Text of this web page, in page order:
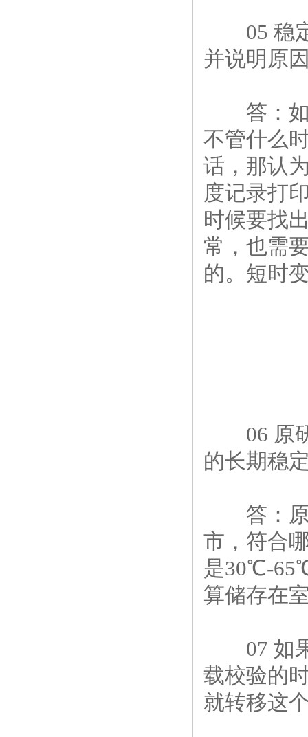
05 稳定
并说明原
答：如
不管什么
话，那认
度记录打
时候要找
常，也需
的。短时
06 原研
的长期稳
答：原
市，符合
是30℃-
算储存在
07 如果
载校验的
就转移这